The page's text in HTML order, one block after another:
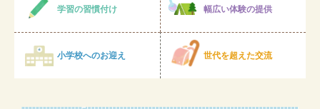
学習の習慣付け 幅広い体験の提供
小学校へのお迎え 世代を超えた交流